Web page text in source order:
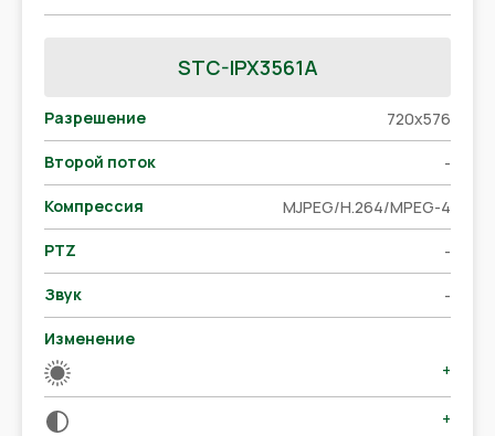
STC-IPX3561A
Разрешение 720x576
Второй поток -
Компрессия MJPEG/H.264/MPEG-4
PTZ -
Звук -
Изменение
+
+